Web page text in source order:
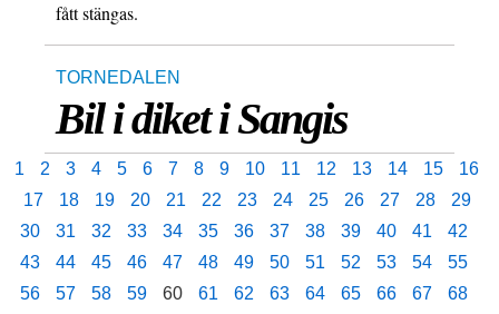
fått stängas.
TORNEDALEN
Bil i diket i Sangis
1 2 3 4 5 6 7 8 9 10 11 12 13 14 15
16
17
18 19 20 21 22 23 24 25 26 27 28
29
30
31 32 33 34 35 36 37 38 39 40 41
42
43
44 45 46 47 48 49 50 51 52 53 54
55
56
57 58 59 60 61 62 63 64 65 66 67
68